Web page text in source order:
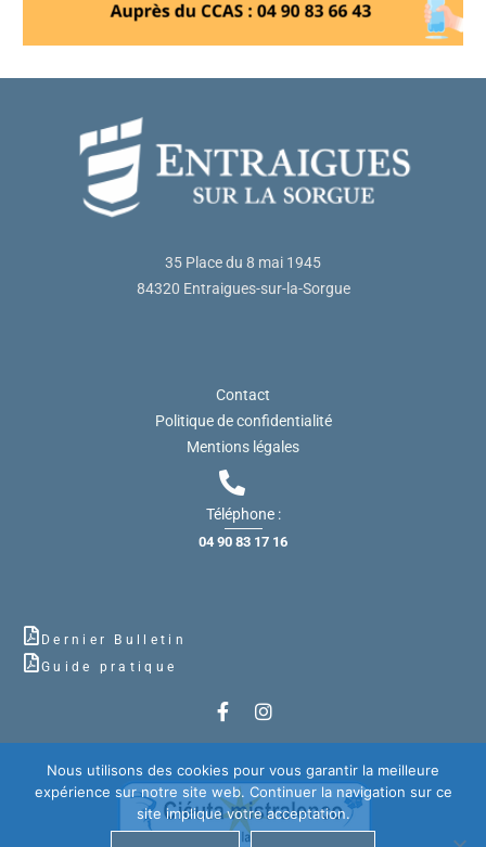
35 Place du 8 mai 1945
84320 Entraigues-sur-la-Sorgue
Contact
Politique de confidentialité
Mentions légales
Téléphone :
04 90 83 17 16
Dernier Bulletin
Guide pratique
Nous utilisons des cookies pour vous garantir la meilleure
expérience sur notre site web. Continuer la navigation sur ce
site implique votre acceptation.